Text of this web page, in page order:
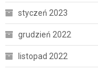
styczeń 2023
grudzień 2022
listopad 2022